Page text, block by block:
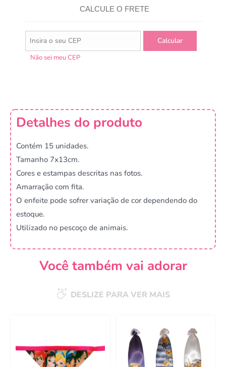
CALCULE O FRETE
Não sei meu CEP
Detalhes do produto
Contém 15 unidades.
Tamanho 7x13cm.
Cores e estampas descritas nas fotos.
Amarração com fita.
O enfeite pode sofrer variação de cor dependendo do
estoque.
Utilizado no pescoço de animais.
Você também vai adorar
DESLIZE PARA VER MAIS